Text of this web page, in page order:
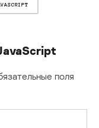
поля